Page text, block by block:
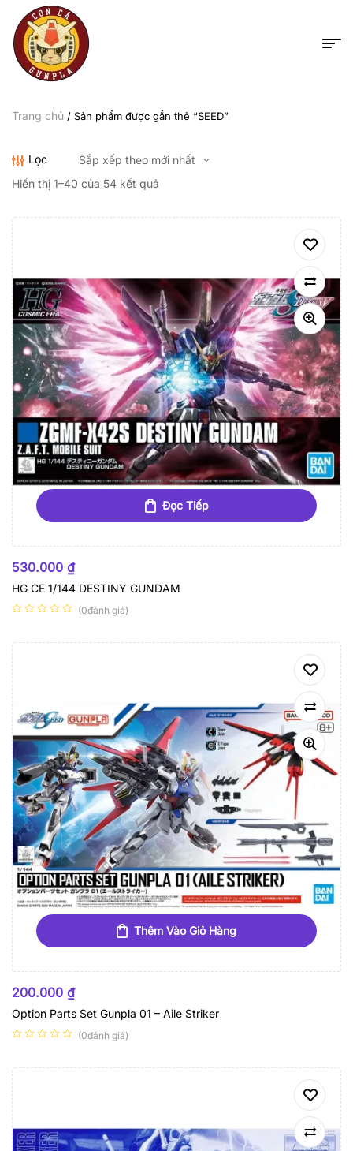
Trang chủ / Sản phẩm được gắn thẻ “SEED”
Lọc
Hiển thị 1–40 của 54 kết quả
Đọc Tiếp
530.000 ₫
HG CE 1/144 DESTINY GUNDAM
(0đánh giá)
Thêm Vào Giỏ Hàng
200.000 ₫
Option Parts Set Gunpla 01 – Aile Striker
(0đánh giá)